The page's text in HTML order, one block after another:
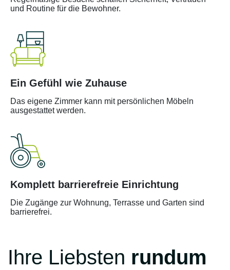
und Routine für die Bewohner.
Ein Gefühl wie Zuhause
Das eigene Zimmer kann mit persönlichen Möbeln
ausgestattet werden.
Komplett barrierefreie Einrichtung
Die Zugänge zur Wohnung, Terrasse und Garten sind
barrierefrei.
Ihre Liebsten rundum